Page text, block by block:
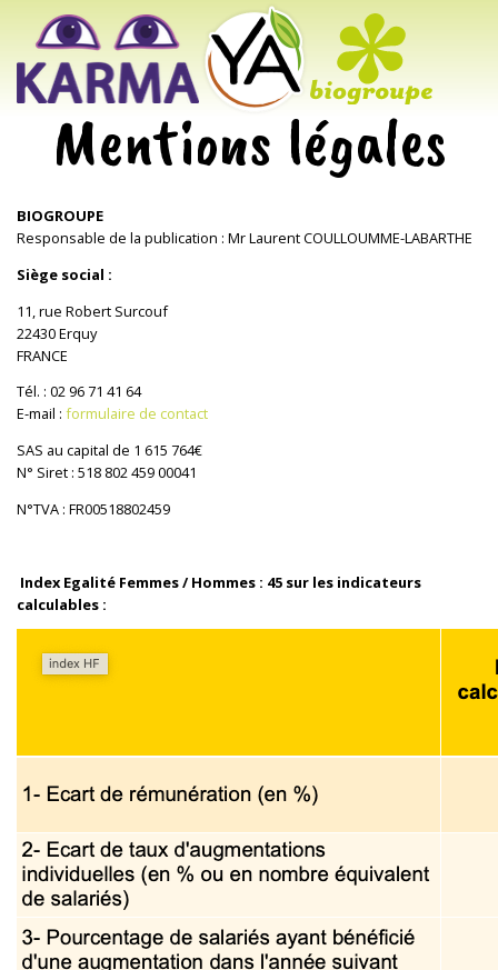
Mentions légales
BIOGROUPE
Responsable de la publication : Mr Laurent COULLOUMME-LABARTHE
Siège social :
11, rue Robert Surcouf
22430 Erquy
FRANCE
Tél. : 02 96 71 41 64
E-mail : formulaire de contact
SAS au capital de 1 615 764€
N° Siret : 518 802 459 00041
N°TVA : FR00518802459
Index Egalité Femmes / Hommes : 45 sur les indicateurs
calculables :